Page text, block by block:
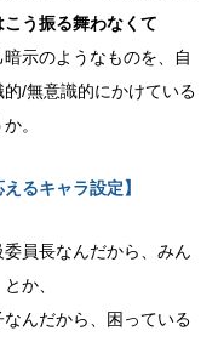
う振る舞わなくて
暗示のようなものを、自
/無意識的にかけている
。
るキャラ設定】
員長なんだから、みん
か、
なんだから、困っている